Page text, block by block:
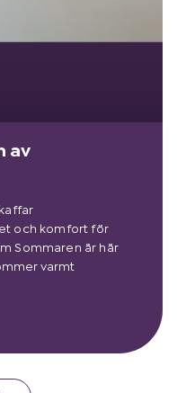
av
och komfort för
Sommaren är här
varmt